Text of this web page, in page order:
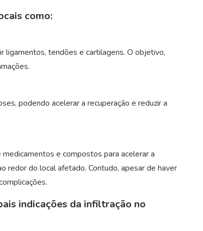
como:
ligamentos, tendões e cartilagens. O objetivo,
podendo acelerar a recuperação e reduzir a
e compostos para acelerar a
redor do local afetado. Contudo, apesar de haver
indicações da infiltração no